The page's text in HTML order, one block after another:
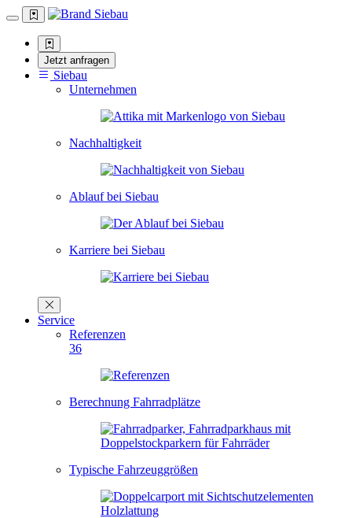
Jetzt anfragen
Siebau
Unternehmen
Nachhaltigkeit
Ablauf bei Siebau
Karriere bei Siebau
Service
Referenzen
36
Berechnung Fahrradplätze
Typische Fahrzeuggrößen